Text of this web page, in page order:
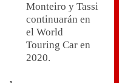
Monteiro y Tassi
continuarán en
el World
Touring Car en
2020.